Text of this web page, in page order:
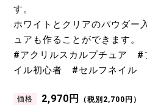
す。
ホワイトとクリアのパウダー
ュアも作ることができます。
#アクリルスカルプチュア
イル初心者 #セルフネイル
価格 2,970円 （税別2,700円）